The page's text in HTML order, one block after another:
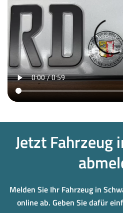
Jetzt Fahrzeug
Melden Sie Ihr Fahrzeug in
online ab. Geben Sie dafür